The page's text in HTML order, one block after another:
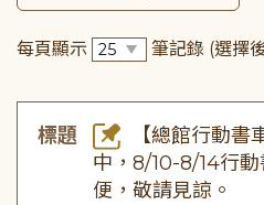
每頁顯示 筆記錄 (選擇
標題
【總館行動書
中，8/10-8/14行
便，敬請見諒。